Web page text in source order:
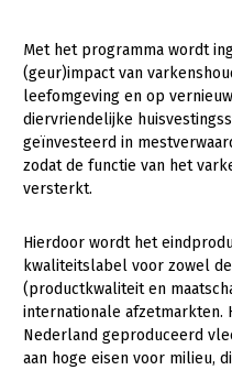
Dier
Biologische Landbouw
Geitenhouderij
Kalverhouderij
Konijnenhouderij
Melkveehouderij
Paardenhouderij
Pluimveehouderij
Met het programma wordt
(geur)impact van
leefomgeving en op
diervriendelijke
geïnvesteerd in
zodat de functie van het
versterkt.
Hierdoor wordt het
kwaliteitslabel voor zowel
(productkwaliteit en
internationale afzetmarkten.
Nederland geproduceerd
aan hoge eisen voor milieu,